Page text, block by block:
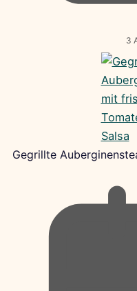
3
Gegrillte